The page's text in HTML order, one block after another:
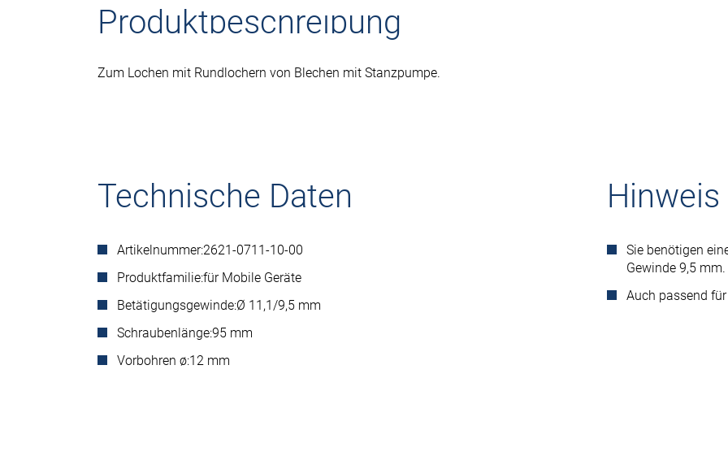
Produktbeschreibung
Zum Lochen mit Rundlochern von Blechen mit Stanzpumpe.
Technische Daten
Artikelnummer:2621-0711-10-00
Produktfamilie:für Mobile Geräte
Betätigungsgewinde:Ø 11,1/9,5 mm
Schraubenlänge:95 mm
Vorbohren ø:12 mm
Hinweis
Sie benötigen
Gewinde 9,5 mm.
Auch passend